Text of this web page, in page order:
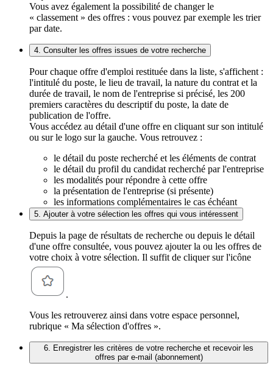
Vous avez également la possibilité de changer le
« classement » des offres : vous pouvez par exemple les trier
par date.
4. Consulter les offres issues de votre recherche
Pour chaque offre d'emploi restituée dans la liste, s'affichent :
l'intitulé du poste, le lieu de travail, la nature du contrat et la
durée de travail, le nom de l'entreprise si précisé, les 200
premiers caractères du descriptif du poste, la date de
publication de l'offre.
Vous accédez au détail d'une offre en cliquant sur son intitulé
ou sur le logo sur la gauche. Vous retrouvez :
le détail du poste recherché et les éléments de contrat
le détail du profil du candidat recherché par l'entreprise
les modalités pour répondre à cette offre
la présentation de l'entreprise (si présente)
les informations complémentaires le cas échéant
5. Ajouter à votre sélection les offres qui vous intéressent
Depuis la page de résultats de recherche ou depuis le détail
d'une offre consultée, vous pouvez ajouter la ou les offres de
votre choix à votre sélection. Il suffit de cliquer sur l'icône
.
Vous les retrouverez ainsi dans votre espace personnel,
rubrique « Ma sélection d'offres ».
6. Enregistrer les critères de votre recherche et recevoir les
offres par e-mail (abonnement)